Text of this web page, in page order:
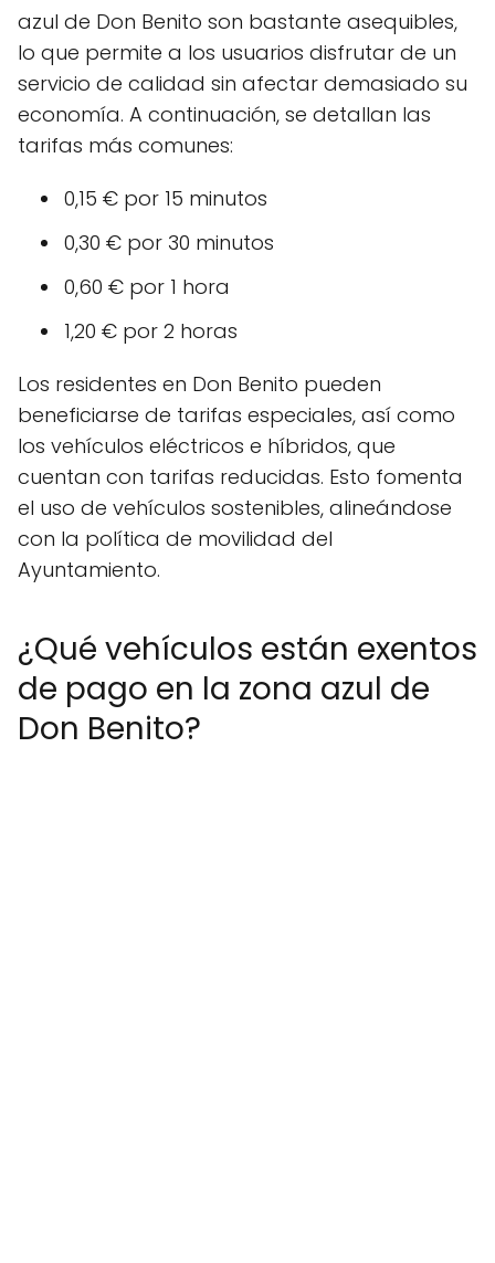
azul de Don Benito son bastante asequibles,
lo que permite a los usuarios disfrutar de un
servicio de calidad sin afectar demasiado su
economía. A continuación, se detallan las
tarifas más comunes:
0,15 € por 15 minutos
0,30 € por 30 minutos
0,60 € por 1 hora
1,20 € por 2 horas
Los residentes en Don Benito pueden
beneficiarse de tarifas especiales, así como
los vehículos eléctricos e híbridos, que
cuentan con tarifas reducidas. Esto fomenta
el uso de vehículos sostenibles, alineándose
con la política de movilidad del
Ayuntamiento.
¿Qué vehículos están exentos
de pago en la zona azul de
Don Benito?